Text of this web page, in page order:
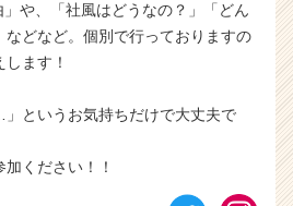
」や、「社風はどうなの？」「どん
などなど。個別で行っておりますの
ます！
」というお気持ちだけで大丈夫で
ください！！